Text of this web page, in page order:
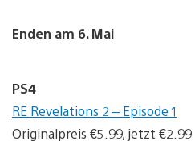
Enden am 6. Mai
PS4
RE Revelations 2 – Episode 1
Originalpreis €5.99, jetzt €2.99